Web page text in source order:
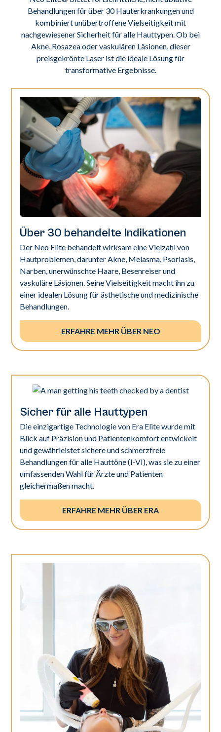
Behandlungen für über 30 Hauterkrankungen und
kombiniert unübertroffene Vielseitigkeit mit
nachgewiesener Sicherheit für alle Hauttypen. Ob bei
Akne, Rosazea oder vaskulären Läsionen, dieser
preisgekrönte Laser ist die ideale Lösung für
transformative Ergebnisse.
Über 30 behandelte Indikationen
Der Neo Elite behandelt wirksam eine Vielzahl von
Hautproblemen, darunter Akne, Melasma, Psoriasis,
Narben, unerwünschte Haare, Besenreiser und
vaskuläre Läsionen. Seine Vielseitigkeit macht ihn zu
einer idealen Lösung für ästhetische und medizinische
Behandlungen.
ERFAHRE MEHR ÜBER NEO
Sicher für alle Hauttypen
Die einzigartige Technologie von Era Elite wurde mit
Blick auf Präzision und Patientenkomfort entwickelt
und gewährleistet sichere und schmerzfreie
Behandlungen für alle Hauttöne (I-VI), was sie zu einer
umfassenden Wahl für Ärzte und Patienten
gleichermaßen macht.
ERFAHRE MEHR ÜBER ERA